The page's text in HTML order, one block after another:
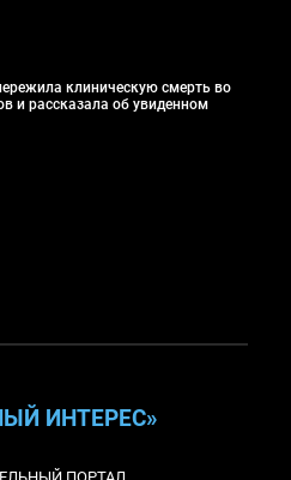
клиническую смерть во
и рассказала об увиденном
ИНТЕРЕС»